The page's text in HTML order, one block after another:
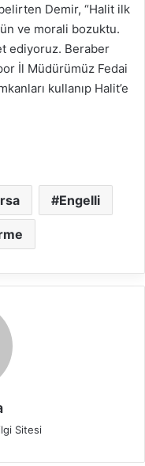
belirten Demir, “Halit ilk
ve morali bozuktu.
ediyoruz. Beraber
İl Müdürümüz Fedai
kullanıp Halit’e
Engelli
Sitesi